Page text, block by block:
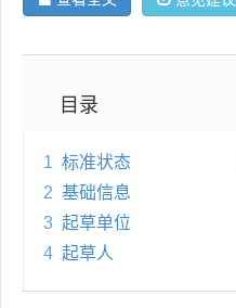
目录
1 标准状态
2 基础信息
3 起草单位
4 起草人